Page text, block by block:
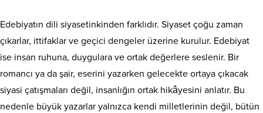
Edebiyatın dili siyasetinkinden farklıdır. Siyaset çoğu zaman
çıkarlar, ittifaklar ve geçici dengeler üzerine kurulur. Edebiyat
ise insan ruhuna, duygulara ve ortak değerlere seslenir. Bir
romancı ya da şair, eserini yazarken gelecekte ortaya çıkacak
siyasi çatışmaları değil, insanlığın ortak hikâyesini anlatır. Bu
nedenle büyük yazarlar yalnızca kendi milletlerinin değil, bütün